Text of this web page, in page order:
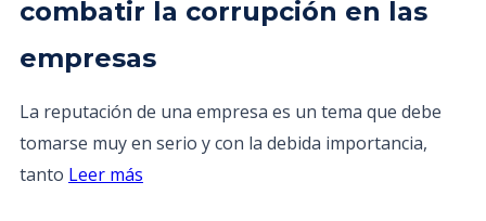
combatir la corrupción en las
empresas
La reputación de una empresa es un tema que debe
tomarse muy en serio y con la debida importancia,
tanto Leer más